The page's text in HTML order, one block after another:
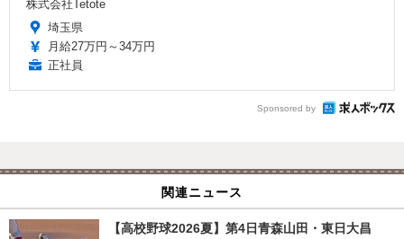
株式会社Tetote
埼玉県
月給27万円～34万円
正社員
Sponsored by
関連ニュース
【高校野球2026夏】第4日青森山田・東日大昌